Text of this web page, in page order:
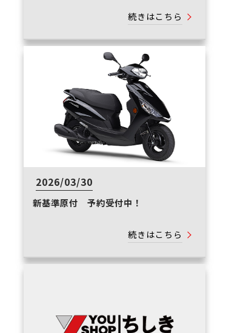
続きはこちら
2026/03/30
新基準原付 予約受付中！
続きはこちら